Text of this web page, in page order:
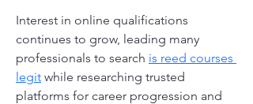
Interest in online qualifications
continues to grow, leading many
professionals to search is reed courses
legit while researching trusted
platforms for career progression and